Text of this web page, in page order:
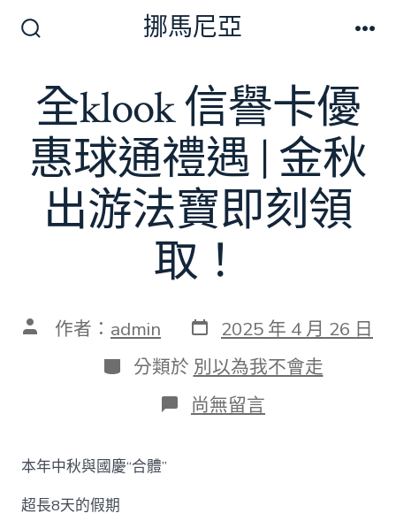
切
換
開
關
挪馬尼亞
全klook 信譽卡優
惠球通禮遇 | 金秋
出游法寶即刻領
取！
文 作者： admin 發
表
日
期
2025 年 4 月 26 日
分
類
分類於 別以為我不會走
在
〈全
尚無留言
本年中秋與國慶“合體”
超長8天的假期